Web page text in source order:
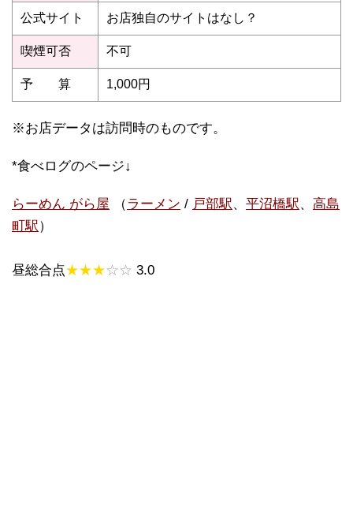
公式サイト お店独自のサイトはなし？
喫煙可否 不可
予 算 1,000円
※お店データは訪問時のものです。
*食べログのページ↓
らーめん がら屋 （ラーメン / 戸部駅、 平沼橋駅、 高島
町駅）
昼総合点★★★☆☆ 3.0